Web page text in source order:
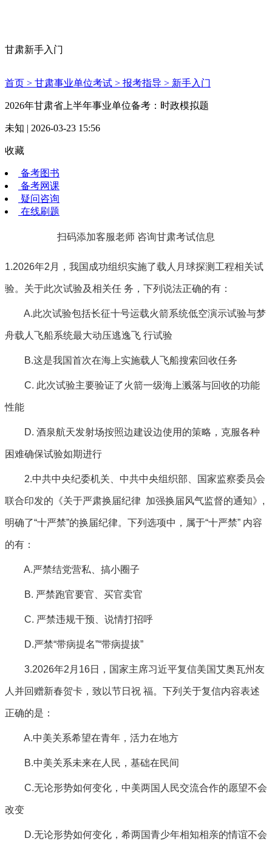
甘肃新手入门
首页 > 甘肃事业单位考试 > 报考指导 > 新手入门
2026年甘肃省上半年事业单位备考：时政模拟题
未知 | 2026-03-23 15:56
收藏
备考图书
备考网课
疑问咨询
在线刷题
扫码添加客服老师 咨询甘肃考试信息
1.2026年2月，我国成功组织实施了载人月球探测工程相关试
验。关于此次试验及相关任 务，下列说法正确的有：
A.此次试验包括长征十号运载火箭系统低空演示试验与梦
舟载人飞船系统最大动压逃逸飞 行试验
B.这是我国首次在海上实施载人飞船搜索回收任务
C. 此次试验主要验证了火箭一级海上溅落与回收的功能
性能
D. 酒泉航天发射场按照边建设边使用的策略，克服各种
困难确保试验如期进行
2.中共中央纪委机关、中共中央组织部、国家监察委员会
联合印发的《关于严肃换届纪律 加强换届风气监督的通知》,
明确了“十严禁”的换届纪律。下列选项中，属于“十严禁” 内容
的有：
A.严禁结党营私、搞小圈子
B. 严禁跑官要官、买官卖官
C. 严禁违规干预、说情打招呼
D.严禁“带病提名”“带病提拔”
3.2026年2月16日，国家主席习近平复信美国艾奥瓦州友
人并回赠新春贺卡，致以节日祝 福。下列关于复信内容表述
正确的是：
A.中美关系希望在青年，活力在地方
B.中美关系未来在人民，基础在民间
C.无论形势如何变化，中美两国人民交流合作的愿望不会
改变
D.无论形势如何变化，希两国青少年相知相亲的情谊不会